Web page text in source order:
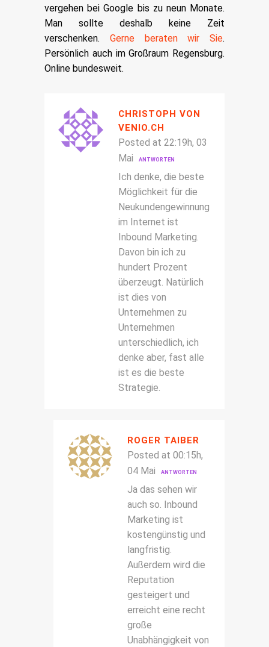
vergehen bei Google bis zu neun Monate.
Man sollte deshalb keine Zeit
verschenken. Gerne beraten wir Sie.
Persönlich auch im Großraum Regensburg.
Online bundesweit.
CHRISTOPH VON
VENIO.CH
Posted at 22:19h, 03
Mai
ANTWORTEN
Ich denke, die beste
Möglichkeit für die
Neukundengewinnung
im Internet ist
Inbound Marketing.
Davon bin ich zu
hundert Prozent
überzeugt. Natürlich
ist dies von
Unternehmen zu
Unternehmen
unterschiedlich, ich
denke aber, fast alle
ist es die beste
Strategie.
ROGER TAIBER
Posted at 00:15h,
04 Mai
ANTWORTEN
Ja das sehen wir
auch so. Inbound
Marketing ist
kostengünstig und
langfristig.
Außerdem wird die
Reputation
gesteigert und
erreicht eine recht
große
Unabhängigkeit von